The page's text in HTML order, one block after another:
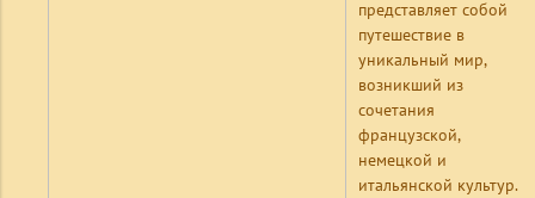
представляет собой
путешествие в
уникальный мир,
возникший из
сочетания
французской,
немецкой и
итальянской культур.